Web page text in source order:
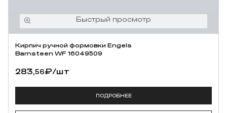
Кирпич ручной формовки Engels
Barnsteen WF 16049509
283,56₽/шт
ПОДРОБНЕЕ